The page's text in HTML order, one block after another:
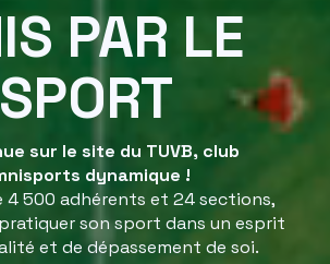
PAR LE
SPORT
sur le site du TUVB, club
dynamique !
4 500 adhérents et 24 sections,
son sport dans un esprit
et de dépassement de soi.